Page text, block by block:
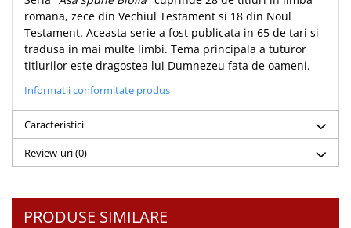
Viata crestina
Contemporaneitate
Devotional
Diverse
Schimbarea caracterului
Slujire
Suferinta
romana, zece din Vechiul Testament si 18 din Noul
Testament. Aceasta serie a fost publicata in 65 de tari si
tradusa in mai multe limbi. Tema principala a tuturor
titlurilor este dragostea lui Dumnezeu fata de oameni.
Informatii conformitate produs
Caracteristici
Review-uri(0)
PRODUSE SIMILARE